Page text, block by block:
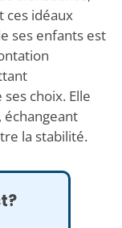
idéaux
ses enfants est
choix. Elle
la stabilité.